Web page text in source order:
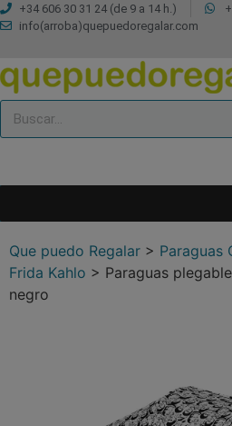
+34 606 30 31 24 (de 9 a 14 h.)
info(arroba)quepuedoregalar.com
Que puedo Regalar > Paraguas
Frida Kahlo > Paraguas
negro